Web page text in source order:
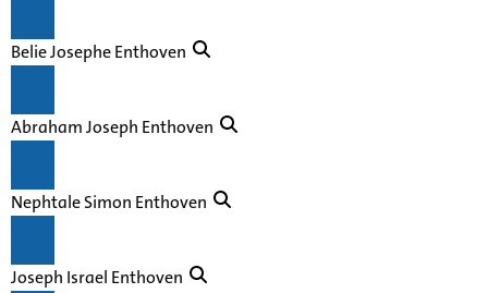
Belie Josephe Enthoven
Abraham Joseph Enthoven
Nephtale Simon Enthoven
Joseph Israel Enthoven